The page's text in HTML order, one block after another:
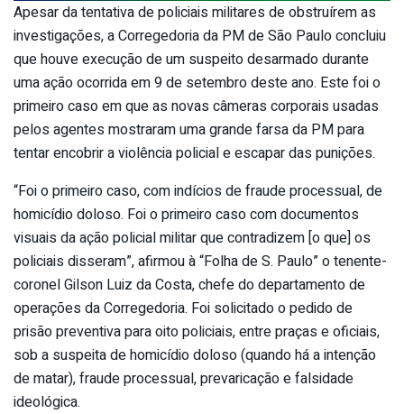
Apesar da tentativa de policiais militares de obstruírem as
investigações, a Corregedoria da PM de São Paulo concluiu
que houve execução de um suspeito desarmado durante
uma ação ocorrida em 9 de setembro deste ano. Este foi o
primeiro caso em que as novas câmeras corporais usadas
pelos agentes mostraram uma grande farsa da PM para
tentar encobrir a violência policial e escapar das punições.
“Foi o primeiro caso, com indícios de fraude processual, de
homicídio doloso. Foi o primeiro caso com documentos
visuais da ação policial militar que contradizem [o que] os
policiais disseram”, afirmou à “Folha de S. Paulo” o tenente-
coronel Gilson Luiz da Costa, chefe do departamento de
operações da Corregedoria. Foi solicitado o pedido de
prisão preventiva para oito policiais, entre praças e oficiais,
sob a suspeita de homicídio doloso (quando há a intenção
de matar), fraude processual, prevaricação e falsidade
ideológica.